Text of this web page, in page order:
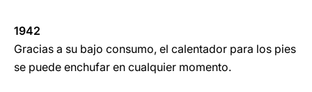
1942
Gracias a su bajo consumo, el calentador para los pies
se puede enchufar en cualquier momento.